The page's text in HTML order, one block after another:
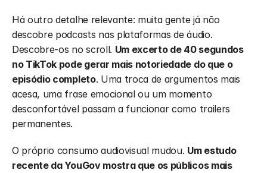
Há outro detalhe relevante: muita gente já não
descobre podcasts nas plataformas de áudio.
Descobre-os no scroll. Um excerto de 40 segundos
no TikTok pode gerar mais notoriedade do que o
episódio completo. Uma troca de argumentos mais
acesa, uma frase emocional ou um momento
desconfortável passam a funcionar como trailers
permanentes.
O próprio consumo audiovisual mudou. Um estudo
recente da YouGov mostra que os públicos mais